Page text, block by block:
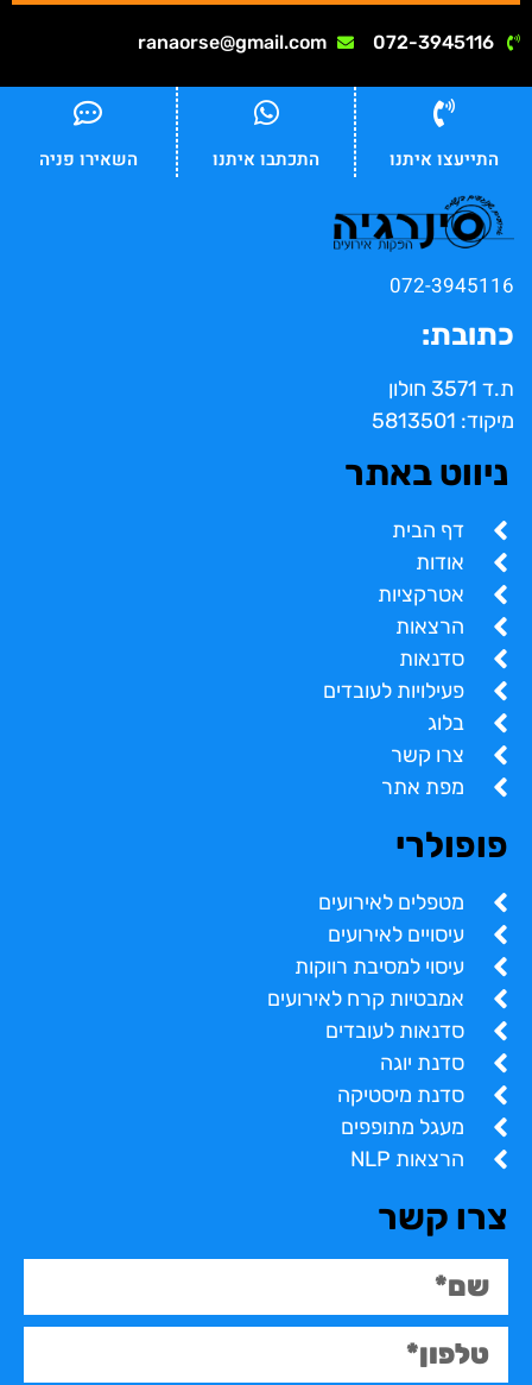
072-3945116
ranaorse@gmail.com
התייעצו איתנו התכתבו איתנו השאירו פניה
072-3945116
כתובת:
ת.ד 3571 חולון
מיקוד: 5813501
ניווט באתר
דף הבית
אודות
אטרקציות
הרצאות
סדנאות
פעילויות לעובדים
בלוג
צרו קשר
מפת אתר
פופולרי
מטפלים לאירועים
עיסויים לאירועים
עיסוי למסיבת רווקות
אמבטיות קרח לאירועים
סדנאות לעובדים
סדנת יוגה
סדנת מיסטיקה
מעגל מתופפים
הרצאות NLP
צרו קשר